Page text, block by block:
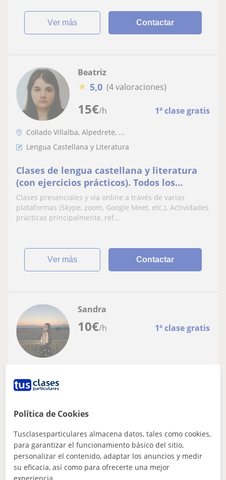
ver más Contactar
15€/h 1ª clase gratis
Beatriz
★ 5,0 (4 valoraciones)
Collado Villalba, Alpedrete, ...
Lengua Castellana y Literatura
Clases de lengua castellana y literatura
(con ejercicios prácticos). Todos los
niveles
Clases presenciales y vía online a través de varias
plataformas (Skype, zoom, Google Meet, etc.). Actividades
prácticas principalmente, ref...
ver más Contactar
10€/h 1ª clase gratis
Sandra
Lengua Castellana y Literatura
hasta la ESO
Estoy haciendo una carrera de educación infantil. Tengo
el título de la ESO y de bachillerato y ahora me gustaría
ayudar a los demás a cons...
Política de Cookies
Tusclasesparticulares almacena datos, tales como cookies,
para garantizar el funcionamiento básico del sitio,
personalizar el contenido, adaptar los anuncios y medir
su eficacia, así como para ofrecerte una mejor
experiencia.